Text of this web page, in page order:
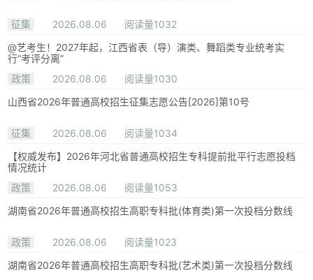
征集 2026.08.06
阅读量1032
@艺考生！2027年起，江西省表（导）演类、舞蹈类专业统考实
行“考评分离”
政策
2026.08.06
阅读量1030
山西省2026年普通高校招生征集志愿公告[2026]第10号
征集 2026.08.06
阅读量1034
【权威发布】2026年河北省普通高校招生专科提前批平行志愿投档
情况统计
政策
2026.08.06
阅读量1053
湖南省2026年普通高校招生高职专科批(体育类)第一次投档分数线
政策 2026.08.06
阅读量1023
湖南省2026年普通高校招生高职专科批(艺术类)第一次投档分数线